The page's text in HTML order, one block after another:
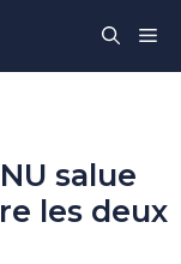
salue
les deux